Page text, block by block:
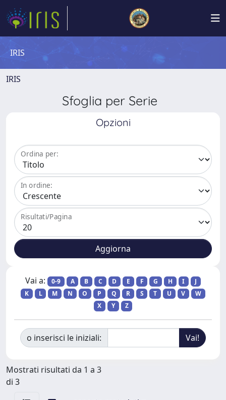
IRIS
IRIS
Sfoglia per Serie
Opzioni
Ordina per:
In ordine:
Risultati/Pagina
Vai a: 0-9 A B C D E F G H I
J
K
L M N O P Q R S T U V
W
X
Y Z
o inserisci le iniziali:
Mostrati risultati da 1 a 3
di 3